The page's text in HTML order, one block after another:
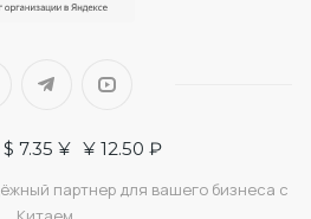
$ 7.35 ¥ ¥ 12.50 ₽
партнер для вашего бизнеса с